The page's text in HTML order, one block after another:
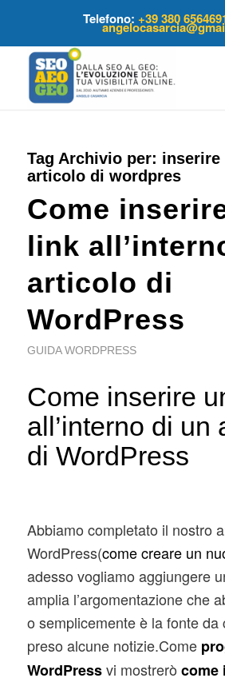
Telefono:+39 380
Tag Archivio per: inserire
articolo di wordpres
Come
link
articolo di
WordPress
GUIDA WORDPRESS
Come inserire
all’interno di un
di WordPress
Abbiamo completato il nostro
WordPress(come creare un
adesso vogliamo aggiungere
amplia l’argomentazione che
o semplicemente è la fonte da
preso alcune notizie.Come
WordPressvi mostrerò come